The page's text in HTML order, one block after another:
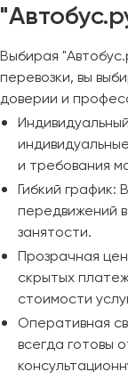
Выбирая
перевозки, вы
доверии и
и требования
Гибкий график:
передвижений
занятости.
Прозрачная
скрытых
стоимости
Оперативная
всегда готовы